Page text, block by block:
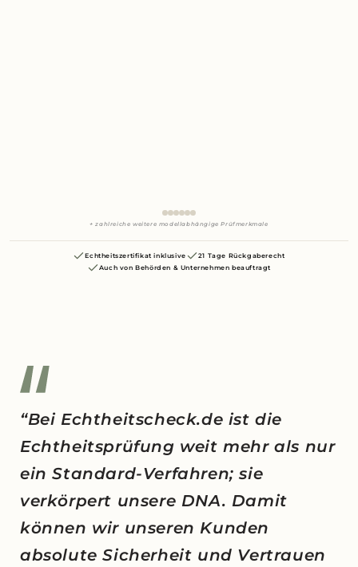
+ zahlreiche weitere modellabhängige Prüfmerkmale
Echtheitszertifikat inklusive
21 Tage Rückgaberecht
Auch von Behörden & Unternehmen beauftragt
“Bei Echtheitscheck.de ist die
Echtheitsprüfung weit mehr als nur
ein Standard-Verfahren; sie
verkörpert unsere DNA. Damit
können wir unseren Kunden
absolute Sicherheit und Vertrauen